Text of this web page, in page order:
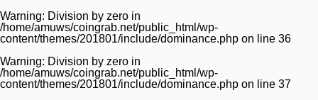
Warning: Division by zero in
/home/amuws/coingrab.net/public_html/wp-
content/themes/201801/include/dominance.php on line 36
Warning: Division by zero in
/home/amuws/coingrab.net/public_html/wp-
content/themes/201801/include/dominance.php on line 37